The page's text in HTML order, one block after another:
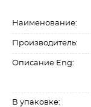
Наименование:
Производитель:
Описание Eng:
В упаковке: